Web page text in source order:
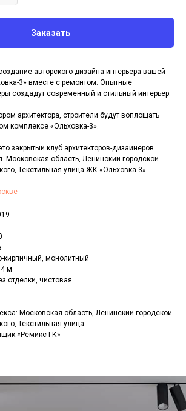
Заказать
авторского дизайна интерьера вашей
3» вместе с ремонтом. Опытные
создадут современный и стильный интерьер.
архитектора, строители будут воплощать
комплексе «Ольховка-3».
закрытый клуб архитекторов-дизайнеров
Московская область, Ленинский городской
Текстильная улица ЖК «Ольховка-3».
кирпичный, монолитный
м
отделки, чистовая
Московская область, Ленинский городской
Текстильная улица
«Ремикс ГК»